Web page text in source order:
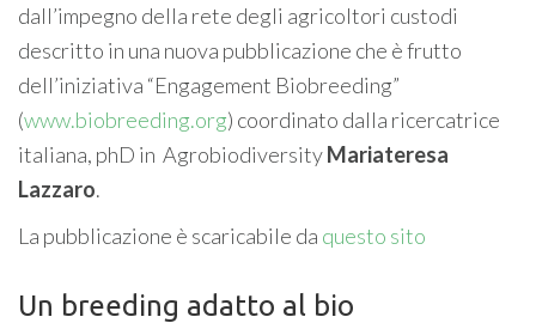
dall’impegno della rete degli agricoltori custodi
descritto in una nuova pubblicazione che è frutto
dell’iniziativa “Engagement Biobreeding”
(www.biobreeding.org) coordinato dalla ricercatrice
italiana, phD in AgrobiodiversityMariateresa
Lazzaro.
La pubblicazione è scaricabile da questo sito
Un breeding adatto al bio